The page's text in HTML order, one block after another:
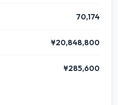
70,174
¥20,848,800
¥285,600